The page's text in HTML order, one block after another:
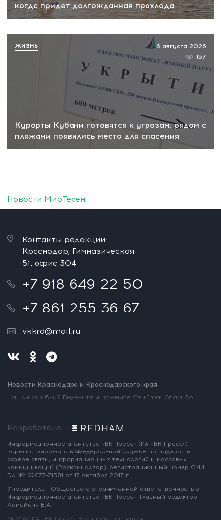
когда придет долгожданная прохлада
Курорты Кубани готовятся к угрозам: рядом с
пляжами появились места для спасения
6 августа 2026
157
ЖИЗНЬ
Новости МирТесен
Контакты редакции:
Краснодар, Гимназическая
51, офис 304
+7 918 649 22 50
+7 861 255 36 67
vkkrd@mail.ru
Новости Краснодара и Краснодарского края
Нашли ошибку? Выделите и нажмите Ctrl+Enter. Спасибо!
Разработано —
Информационное агентство «ВК Пресс» (ИА «ВК Пресс»)
зарегистрировано в Федеральной службе по надзору в
сфере связи, информационных технологий и массовых
коммуникаций (Роскомнадзор), регистрационный номер СМИ:
Эл № ФС77-71381 от 17 октября 2017 г.
Учредитель - Общество с ограниченной ответственностью
Информационное агентство «ВК Пресс». Главный редактор —
Ламейкин В.А.
@ 2017 ИА «ВК Пресс» Все права защищены